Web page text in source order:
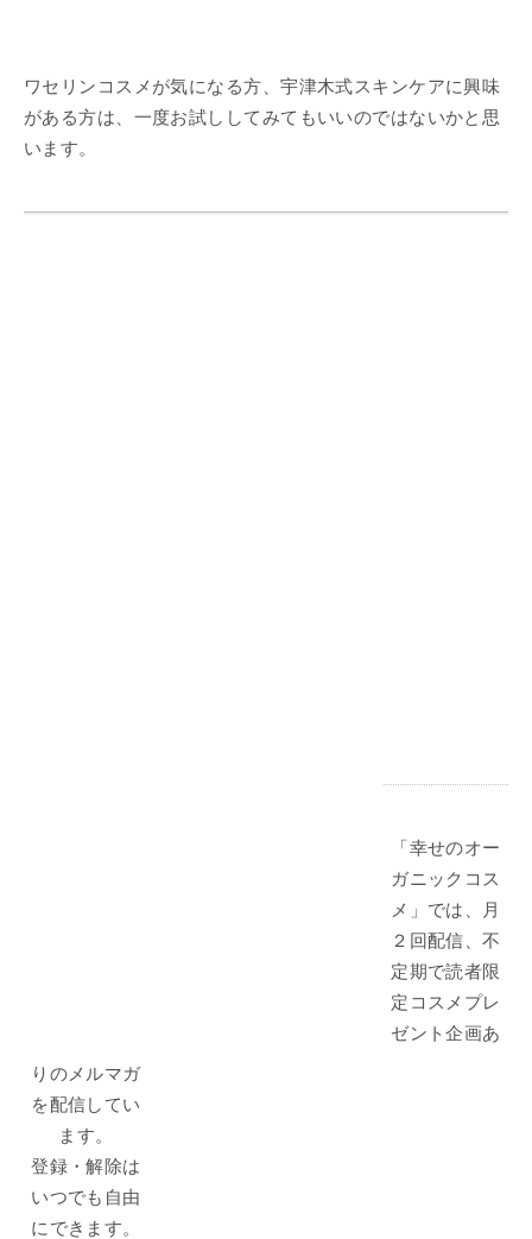
ワセリンコスメが気になる方、宇津木式スキンケアに興味
がある方は、一度お試ししてみてもいいのではないかと思
います。
「幸せのオー
ガニックコス
メ」では、月
２回配信、不
定期で読者限
定コスメプレ
ゼント企画あ
りのメルマガ
を配信してい
ます。
登録・解除は
いつでも自由
にできます。